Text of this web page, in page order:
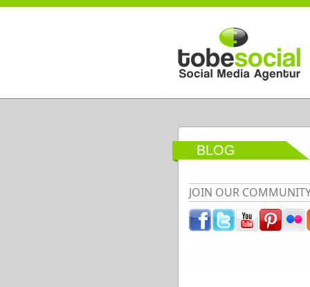
Direkt zum Inhalt
BLOG
JOIN OUR